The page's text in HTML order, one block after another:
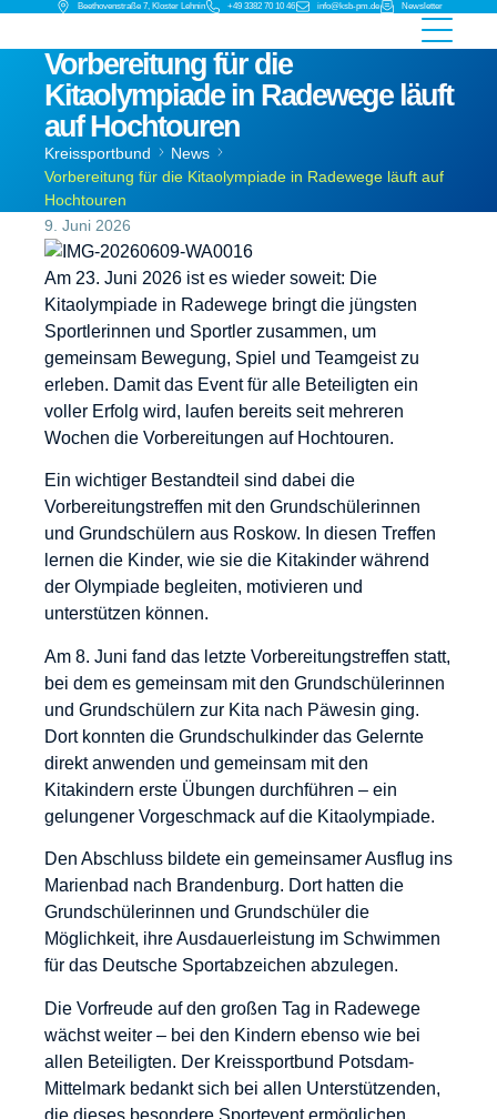
Beethovenstraße 7, Kloster Lehnin +49 3382 70 10 46 info@ksb-pm.de Newsletter
Vorbereitung für die
Kitaolympiade in Radewege läuft
auf Hochtouren
Kreissportbund
News
Vorbereitung für die Kitaolympiade in Radewege läuft auf
Hochtouren
9. Juni 2026
Am 23. Juni 2026 ist es wieder soweit: Die
Kitaolympiade in Radewege bringt die jüngsten
Sportlerinnen und Sportler zusammen, um
gemeinsam Bewegung, Spiel und Teamgeist zu
erleben. Damit das Event für alle Beteiligten ein
voller Erfolg wird, laufen bereits seit mehreren
Wochen die Vorbereitungen auf Hochtouren.
Ein wichtiger Bestandteil sind dabei die
Vorbereitungstreffen mit den Grundschülerinnen
und Grundschülern aus Roskow. In diesen Treffen
lernen die Kinder, wie sie die Kitakinder während
der Olympiade begleiten, motivieren und
unterstützen können.
Am 8. Juni fand das letzte Vorbereitungstreffen statt,
bei dem es gemeinsam mit den Grundschülerinnen
und Grundschülern zur Kita nach Päwesin ging.
Dort konnten die Grundschulkinder das Gelernte
direkt anwenden und gemeinsam mit den
Kitakindern erste Übungen durchführen – ein
gelungener Vorgeschmack auf die Kitaolympiade.
Den Abschluss bildete ein gemeinsamer Ausflug ins
Marienbad nach Brandenburg. Dort hatten die
Grundschülerinnen und Grundschüler die
Möglichkeit, ihre Ausdauerleistung im Schwimmen
für das Deutsche Sportabzeichen abzulegen.
Die Vorfreude auf den großen Tag in Radewege
wächst weiter – bei den Kindern ebenso wie bei
allen Beteiligten. Der Kreissportbund Potsdam-
Mittelmark bedankt sich bei allen Unterstützenden,
die dieses besondere Sportevent ermöglichen.